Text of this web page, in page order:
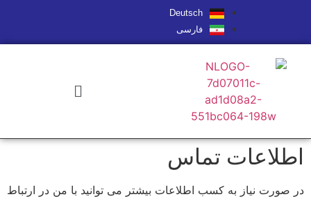
Deutsch
فارسی
اطلاعات تماس
در صورت نیاز به کسب اطلاعات بیشتر می توانید با من در ارتباط